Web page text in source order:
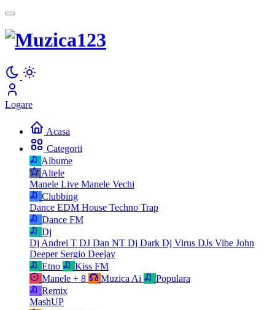
Logare
Acasa
Categorii
Albume
Altele
Manele Live Manele Vechi
Clubbing
Dance EDM House Techno Trap
Dance FM
Dj
Dj Andrei T DJ Dan NT Dj Dark Dj Virus DJs Vibe John
Deeper Sergio Deejay
Etno
Kiss FM
Manele + 8 Muzica Ai
Populara
Remix
MashUP